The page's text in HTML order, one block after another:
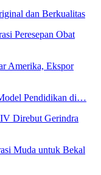
dan Berkualitas
Peresepan Obat
Amerika, Ekspor
Pendidikan di…
Direbut Gerindra
Muda untuk Bekal